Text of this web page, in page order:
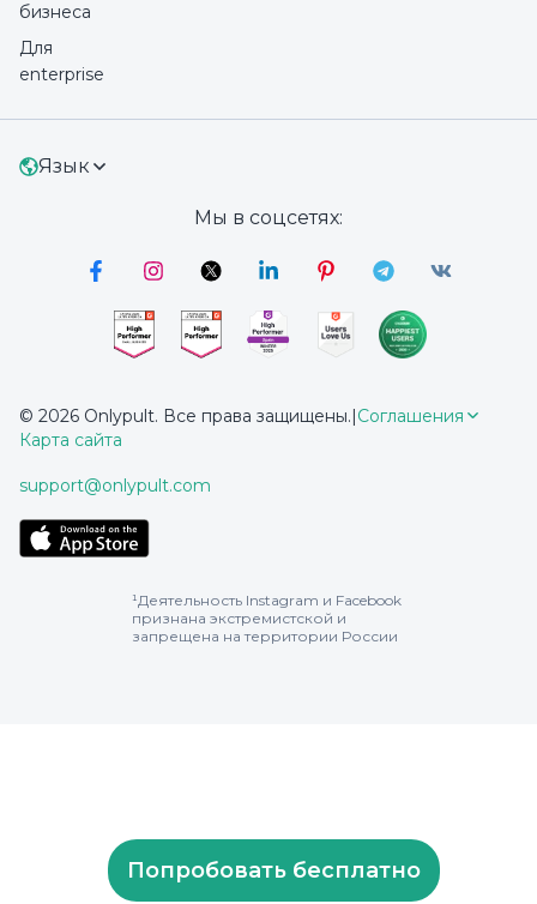
бизнеса
Для
enterprise
Язык
Мы в соцсетях:
© 2026 Onlypult. Все права защищены.|Соглашения
Карта сайта
support@onlypult.com
¹Деятельность Instagram и Facebook
признана экстремистской и
запрещена на территории России
Попробовать бесплатно